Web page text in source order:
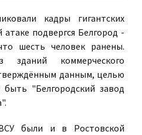
кадры гигантских
подвергся Белгород -
шесть человек ранены.
зданий коммерческого
данным, целью
быть "Белгородский завод
были и в Ростовской